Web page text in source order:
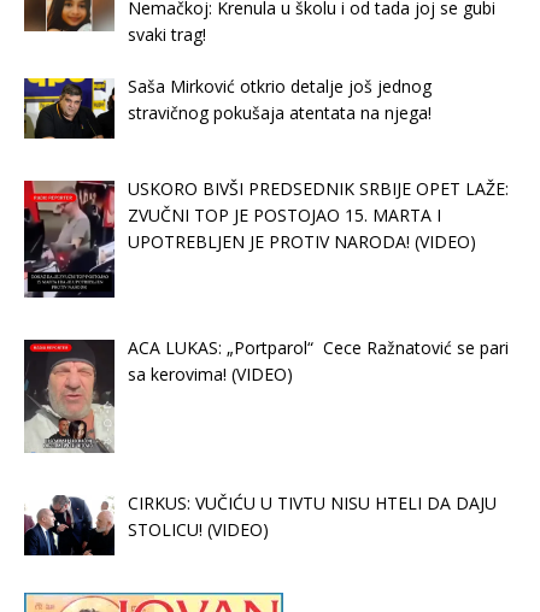
Nemačkoj: Krenula u školu i od tada joj se gubi
svaki trag!
Saša Mirković otkrio detalje još jednog
stravičnog pokušaja atentata na njega!
USKORO BIVŠI PREDSEDNIK SRBIJE OPET LAŽE:
ZVUČNI TOP JE POSTOJAO 15. MARTA I
UPOTREBLJEN JE PROTIV NARODA! (VIDEO)
ACA LUKAS: „Portparol“ Cece Ražnatović se pari
sa kerovima! (VIDEO)
CIRKUS: VUČIĆU U TIVTU NISU HTELI DA DAJU
STOLICU! (VIDEO)